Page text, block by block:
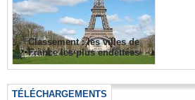
Classement : les villes de
France les plus endettées
TÉLÉCHARGEMENTS